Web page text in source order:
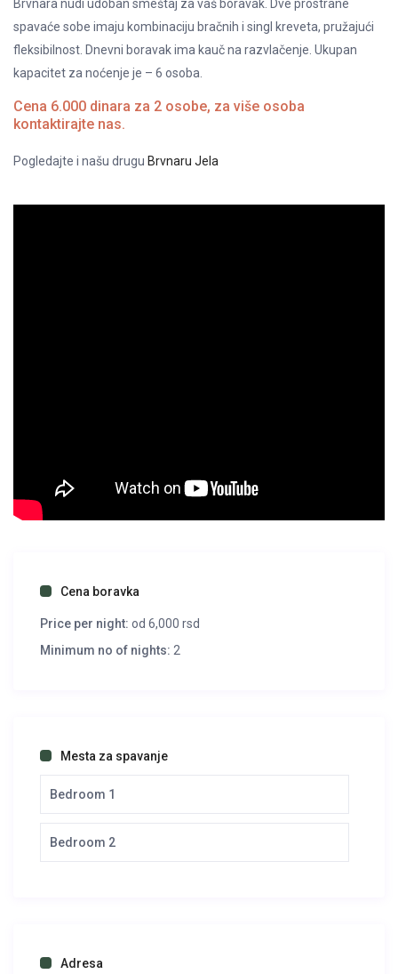
Brvnara nudi udoban smeštaj za vaš boravak. Dve prostrane
spavaće sobe imaju kombinaciju bračnih i singl kreveta, pružajući
fleksibilnost. Dnevni boravak ima kauč na razvlačenje. Ukupan
kapacitet za noćenje je – 6 osoba.
Cena 6.000 dinara za 2 osobe, za više osoba
kontaktirajte nas.
Pogledajte i našu drugu Brvnaru Jela
Cena boravka
Price per night: od 6,000 rsd
Minimum no of nights: 2
Mesta za spavanje
Bedroom 1
Bedroom 2
Adresa